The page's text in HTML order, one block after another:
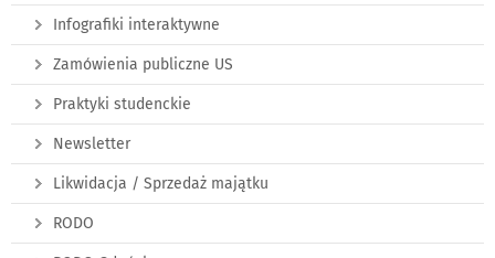
Infografiki interaktywne
Zamówienia publiczne US
Praktyki studenckie
Newsletter
Likwidacja / Sprzedaż majątku
RODO